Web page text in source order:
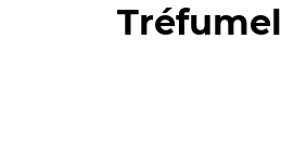
Tréfumel